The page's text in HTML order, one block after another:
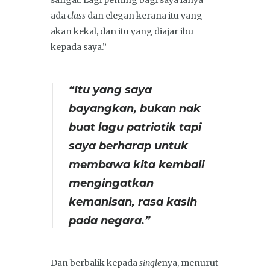
adaclass dan elegan kerana itu yang
akan kekal, dan itu yang diajar ibu
kepada saya.”
“Itu yang saya
bayangkan, bukan nak
buat lagu patriotik tapi
saya berharap untuk
membawa kita kembali
mengingatkan
kemanisan, rasa kasih
pada negara.”
Dan berbalik kepadasinglenya, menurut